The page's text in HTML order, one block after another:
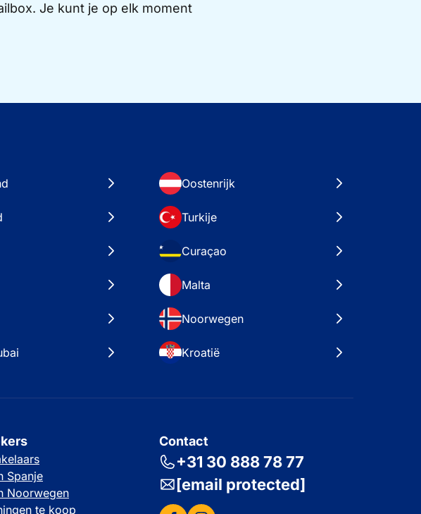
Je kunt je op elk moment
Oostenrijk
Turkije
Curaçao
Malta
Noorwegen
Kroatië
Spanje
Noorwegen
te koop
Contact
+31 30 888 78 77
[email protected]